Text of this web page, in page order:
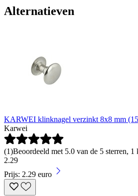
Alternatieven
KARWEI klinknagel verzinkt 8x8 mm
Karwei
(1)Beoordeeld met 5.0 van de 5 sterren,
2.29
Prijs: 2.29 euro